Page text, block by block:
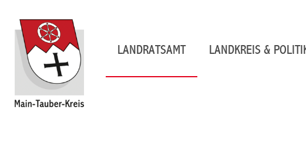
LANDRATSAMT LANDKREIS &